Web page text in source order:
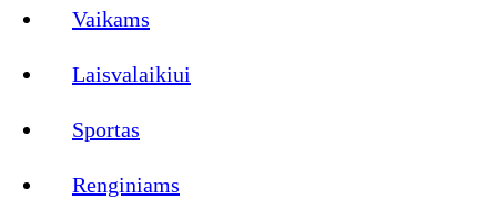
Vaikams
Laisvalaikiui
Sportas
Renginiams